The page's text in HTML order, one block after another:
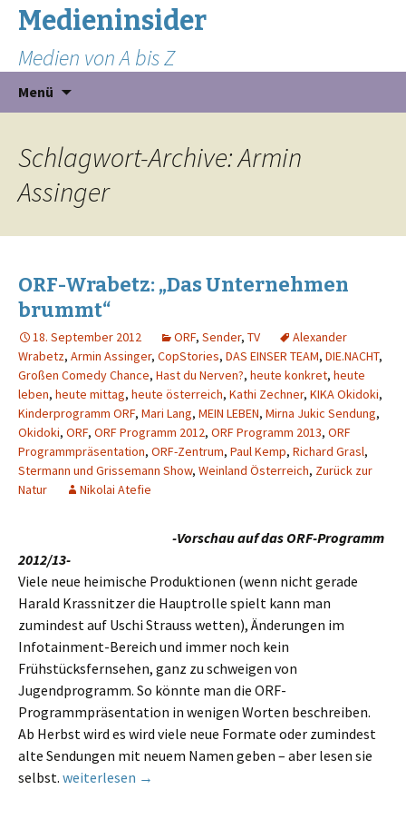
Medieninsider
Medien von A bis Z
Menü
Schlagwort-Archive: Armin
Assinger
ORF-Wrabetz: „Das Unternehmen
brummt“
18. September 2012 ORF, Sender, TV
Alexander
Wrabetz, Armin Assinger, CopStories, DAS EINSER TEAM, DIE.NACHT,
Großen Comedy Chance, Hast du Nerven?, heute konkret, heute
leben, heute mittag, heute österreich, Kathi Zechner, KIKA Okidoki,
Kinderprogramm ORF, Mari Lang, MEIN LEBEN, Mirna Jukic Sendung,
Okidoki, ORF, ORF Programm 2012, ORF Programm 2013, ORF
Programmpräsentation, ORF-Zentrum, Paul Kemp, Richard Grasl,
Stermann und Grissemann Show, Weinland Österreich, Zurück zur
Natur
Nikolai Atefie
-Vorschau auf das ORF-Programm
2012/13-
Viele neue heimische Produktionen (wenn nicht gerade
Harald Krassnitzer die Hauptrolle spielt kann man
zumindest auf Uschi Strauss wetten), Änderungen im
Infotainment-Bereich und immer noch kein
Frühstücksfernsehen, ganz zu schweigen von
Jugendprogramm. So könnte man die ORF-
Programmpräsentation in wenigen Worten beschreiben.
Ab Herbst wird es wird viele neue Formate oder zumindest
alte Sendungen mit neuem Namen geben – aber lesen sie
selbst. ORF-Wrabetz: „Das Unternehmen brummt“
weiterlesen →